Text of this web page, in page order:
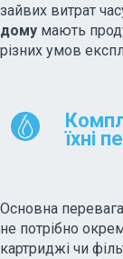
зайвих витрат
дому мають
різних умов
їхні
Основна
не потрібно
картриджі чи